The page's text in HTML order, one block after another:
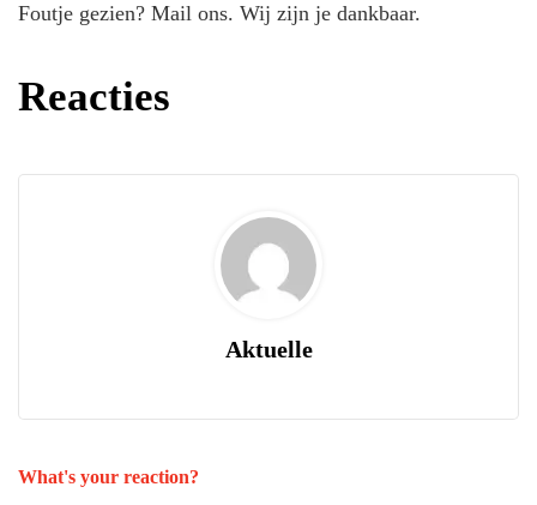
Foutje gezien? Mail ons. Wij zijn je dankbaar.
Reacties
Aktuelle
What's your reaction?